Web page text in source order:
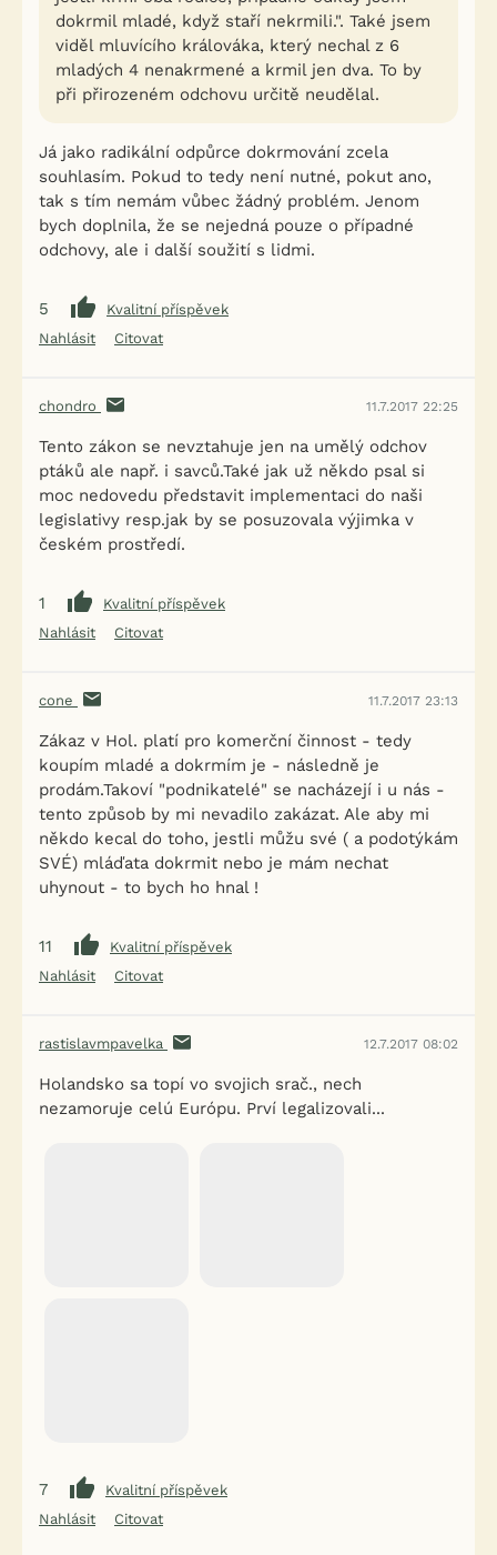
dokrmil mladé, když staří nekrmili.". Také jsem
viděl mluvícího králováka, který nechal z 6
mladých 4 nenakrmené a krmil jen dva. To by
při přirozeném odchovu určitě neudělal.
Já jako radikální odpůrce dokrmování zcela
souhlasím. Pokud to tedy není nutné, pokut ano,
tak s tím nemám vůbec žádný problém. Jenom
bych doplnila, že se nejedná pouze o případné
odchovy, ale i další soužití s lidmi.
5
Kvalitní příspěvek
Nahlásit
Citovat
chondro 11.7.2017 22:25
Tento zákon se nevztahuje jen na umělý odchov
ptáků ale např. i savců.Také jak už někdo psal si
moc nedovedu představit implementaci do naši
legislativy resp.jak by se posuzovala výjimka v
českém prostředí.
1
Kvalitní příspěvek
Nahlásit
Citovat
cone 11.7.2017 23:13
Zákaz v Hol. platí pro komerční činnost - tedy
koupím mladé a dokrmím je - následně je
prodám.Takoví "podnikatelé" se nacházejí i u nás -
tento způsob by mi nevadilo zakázat. Ale aby mi
někdo kecal do toho, jestli můžu své ( a podotýkám
SVÉ) mláďata dokrmit nebo je mám nechat
uhynout - to bych ho hnal !
11
Kvalitní příspěvek
Nahlásit
Citovat
rastislavmpavelka 12.7.2017 08:02
Holandsko sa topí vo svojich srač., nech
nezamoruje celú Európu. Prví legalizovali...
7
Kvalitní příspěvek
Nahlásit
Citovat